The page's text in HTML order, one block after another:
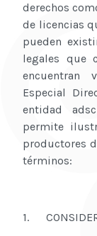
derechos
de licencias
pueden
legales que
encuentran
Especial
entidad
permite
productores
términos:
1.